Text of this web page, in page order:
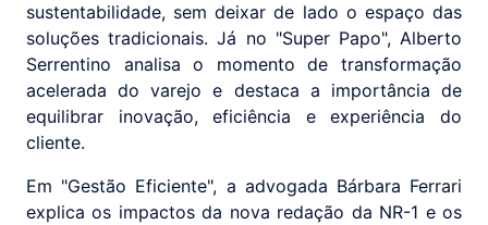
sustentabilidade, sem deixar de lado o espaço das
soluções tradicionais. Já no "Super Papo", Alberto
Serrentino analisa o momento de transformação
acelerada do varejo e destaca a importância de
equilibrar inovação, eficiência e experiência do
cliente.
Em "Gestão Eficiente", a advogada Bárbara Ferrari
explica os impactos da nova redação da NR-1 e os